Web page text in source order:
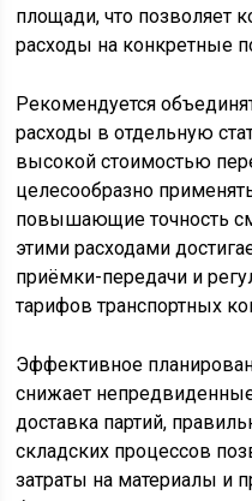
площади, что позволяет
расходы на конкретные
Рекомендуется
расходы в отдельную
высокой стоимостью
целесообразно
повышающие точность
этими расходами
приёмки-передачи и
тарифов транспортных
Эффективное
снижает
доставка партий,
складских процессов
затраты на материалы и